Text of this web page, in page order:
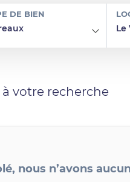
DE BIEN
Le
votre recherche
nous n’avons